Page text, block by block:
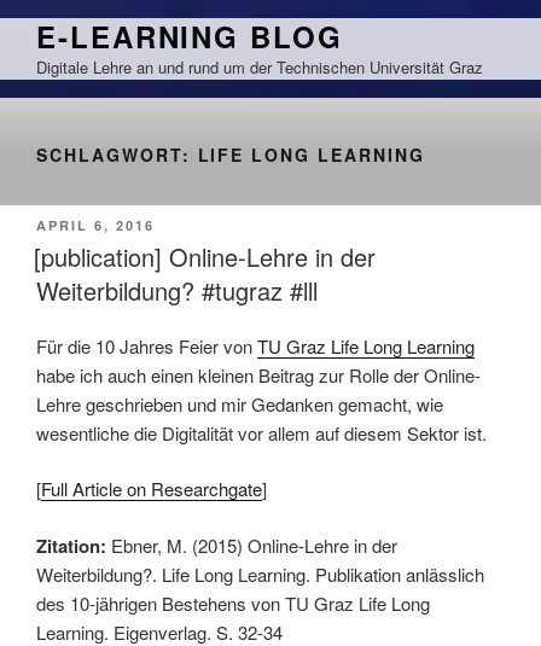
Zum
springen
E-LEARNING BLOG
Digitale Lehre an und rund um der Technischen Universität Graz
SCHLAGWORT: LIFE LONG LEARNING
VERÖFFENTLICHT
AM
APRIL 6, 2016
[publication] Online-Lehre in der
Weiterbildung? #tugraz #lll
Für die 10 Jahres Feier vonTU Graz Life Long Learning
habe ich auch einen kleinen Beitrag zur Rolle der Online-
Lehre geschrieben und mir Gedanken gemacht, wie
wesentliche die Digitalität vor allem auf diesem Sektor ist.
[Full Article on Researchgate]
Zitation: Ebner, M. (2015) Online-Lehre in der
Weiterbildung?. Life Long Learning. Publikation anlässlich
des 10-jährigen Bestehens von TU Graz Life Long
Learning. Eigenverlag. S. 32-34